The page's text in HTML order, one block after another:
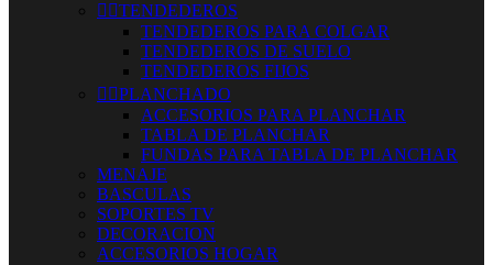
 TENDEDEROS
TENDEDEROS PARA COLGAR
TENDEDEROS DE SUELO
TENDEDEROS FIJOS
 PLANCHADO
ACCESORIOS PARA PLANCHAR
TABLA DE PLANCHAR
FUNDAS PARA TABLA DE PLANCHAR
MENAJE
BASCULAS
SOPORTES TV
DECORACION
ACCESORIOS HOGAR